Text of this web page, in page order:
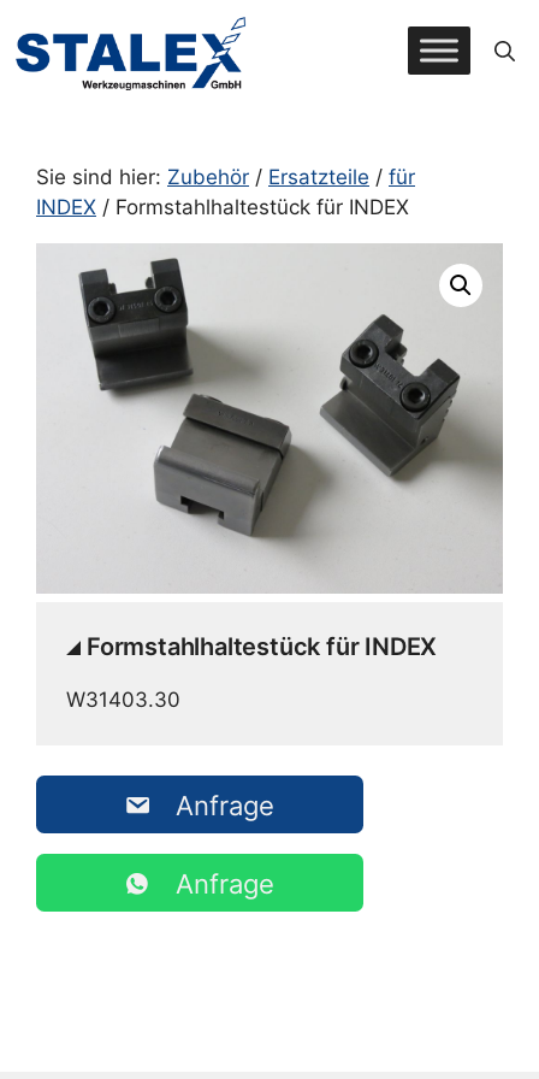
Inhalt
springen
Sie sind hier: Zubehör / Ersatzteile / für
INDEX / Formstahlhaltestück für INDEX
Formstahlhaltestück für INDEX
W31403.30
Anfrage
Anfrage